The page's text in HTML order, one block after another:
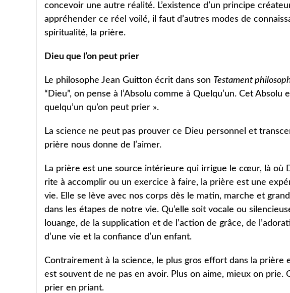
concevoir une autre réalité. L’existence d’un principe
appréhender ce réel voilé, il faut d’autres modes de
spiritualité, la prière.
Dieu que l’on peut prier
Le philosophe Jean Guitton écrit dans son Testament
“Dieu”, on pense à l’Absolu comme à Quelqu’un. Cet
quelqu’un qu’on peut prier ».
La science ne peut pas prouver ce Dieu personnel et
prière nous donne de l’aimer.
La prière est une source intérieure qui irrigue le cœur, là où
rite à accomplir ou un exercice à faire, la prière est une
vie. Elle se lève avec nos corps dès le matin, marche et
dans les étapes de notre vie. Qu’elle soit vocale ou
louange, de la supplication et de l’action de grâce, de
d’une vie et la confiance d’un enfant.
Contrairement à la science, le plus gros effort dans la prière
est souvent de ne pas en avoir. Plus on aime, mieux on prie.
prier en priant.